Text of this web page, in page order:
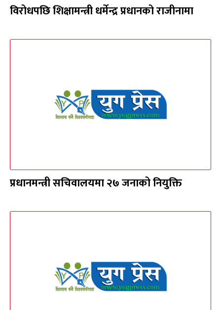
विरोधपछि शिक्षामन्त्री धर्मेन्द्र प्रधानको राजीनामा
प्रधानमन्त्री सचिवालयमा २७ जनाको नियुक्ति